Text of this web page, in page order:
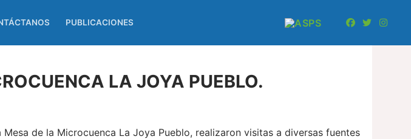
PUBLICACIONES
LA JOYA PUEBLO.
de la Microcuenca La Joya Pueblo, realizaron visitas a diversas fuentes